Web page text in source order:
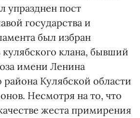
упразднен пост
государства и
был избран
кулябского клана, бывший
имени Ленина
района Кулябской области
Несмотря на то, что
жеста примирения